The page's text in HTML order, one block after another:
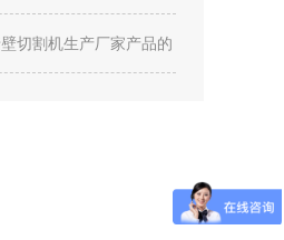
壁切割机的定制服务？
切割机生产厂家产品的